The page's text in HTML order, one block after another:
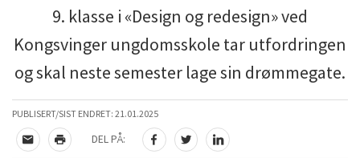
9. klasse i «Design og redesign» ved
Kongsvinger ungdomsskole tar utfordringen
og skal neste semester lage sin drømmegate.
PUBLISERT/SIST ENDRET: 21.01.2025
TIPS EN VENN
SKRIV UT
DEL PÅ:
DEL PÅ FACEBOOK
DEL PÅ TWITTER
DEL PÅ LINKEDIN